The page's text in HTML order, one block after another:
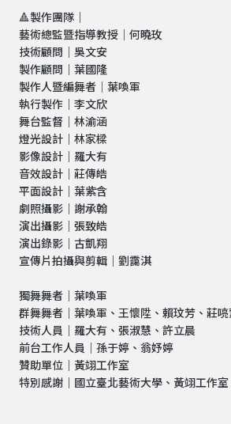
🔺製作團隊｜
藝術總監暨指導教授｜何曉玫
技術顧問｜吳文安
製作顧問｜葉國隆
製作人暨編舞者｜葉喚軍
執行製作｜李文欣
舞台監督｜林渝涵
燈光設計｜林家樑
影像設計｜羅大有
音效設計｜莊傳皓
平面設計｜葉紫含
劇照攝影｜謝承翰
演出攝影｜張致皓
演出錄影｜古凱翔
宣傳片拍攝與剪輯｜劉靄淇
獨舞舞者｜葉喚軍
群舞舞者｜葉喚軍、王懷陞、賴玟芳、莊
技術人員｜羅大有、張淑慧、許立晨
前台工作人員｜孫于婷、翁妤婷
贊助單位｜黃翊工作室
特別感謝｜國立臺北藝術大學、黃翊工作